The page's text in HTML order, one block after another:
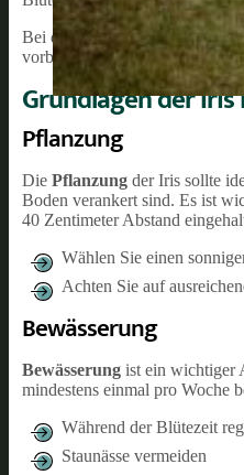
Bei der Iris Pflege ist es auch
vorbeugende Maßnahmen
Grundlagen der Iris
Pflanzung
Die Pflanzung der Iris sollte
Boden verankert sind. Es ist
40 Zentimeter Abstand
Wählen Sie einen
Achten Sie auf
Bewässerung
Bewässerung ist ein wichtiger
mindestens einmal pro Woche
Während der Blütezeit
Staunässe vermeiden